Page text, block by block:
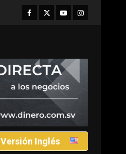
Facebook
TwitterYoutubeInstagram
Versión Inglés